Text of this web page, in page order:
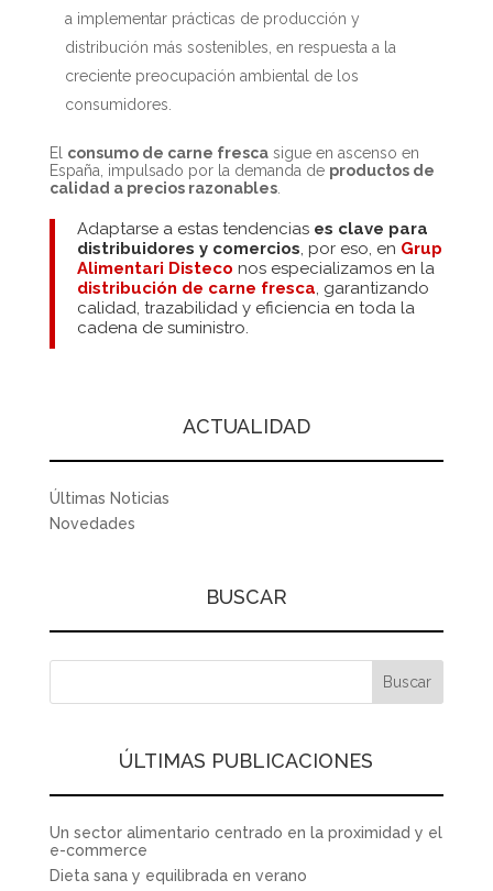
a implementar prácticas de producción y
distribución más sostenibles, en respuesta a la
creciente preocupación ambiental de los
consumidores.
El consumo de carne frescasigue en ascenso en
España, impulsado por la demanda de productos de
calidad a precios razonables.
Adaptarse a estas tendencias es clave para
distribuidores y comercios, por eso, en Grup
Alimentari Disteco nos especializamos en la
distribución de carne fresca, garantizando
calidad, trazabilidad y eficiencia en toda la
cadena de suministro.
ACTUALIDAD
Últimas Noticias
Novedades
BUSCAR
ÚLTIMAS PUBLICACIONES
Un sector alimentario centrado en la proximidad y el
e-commerce
Dieta sana y equilibrada en verano